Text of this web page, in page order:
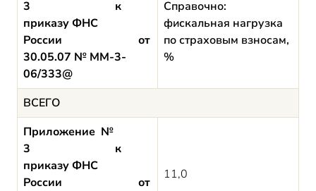
3 к
приказу ФНС
России от
30.05.07 № ММ-3-
06/333@
Справочно:
фискальная нагрузка
по страховым взносам,
%
ВСЕГО
Приложение №
3 к
приказу ФНС
России от
11,0